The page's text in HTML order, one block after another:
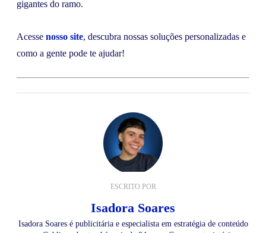
gigantes do ramo.
Acesse nosso site, descubra nossas soluções personalizadas e
como a gente pode te ajudar!
ESCRITO POR
Isadora Soares
Isadora Soares é publicitária e especialista em estratégia de conteúdo